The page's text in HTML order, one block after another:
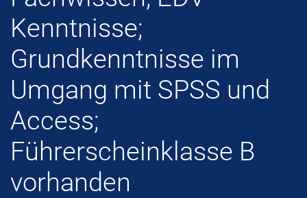
Kenntnisse;
Grundkenntnisse im
Umgang mit SPSS und
Access;
Führerscheinklasse B
vorhanden